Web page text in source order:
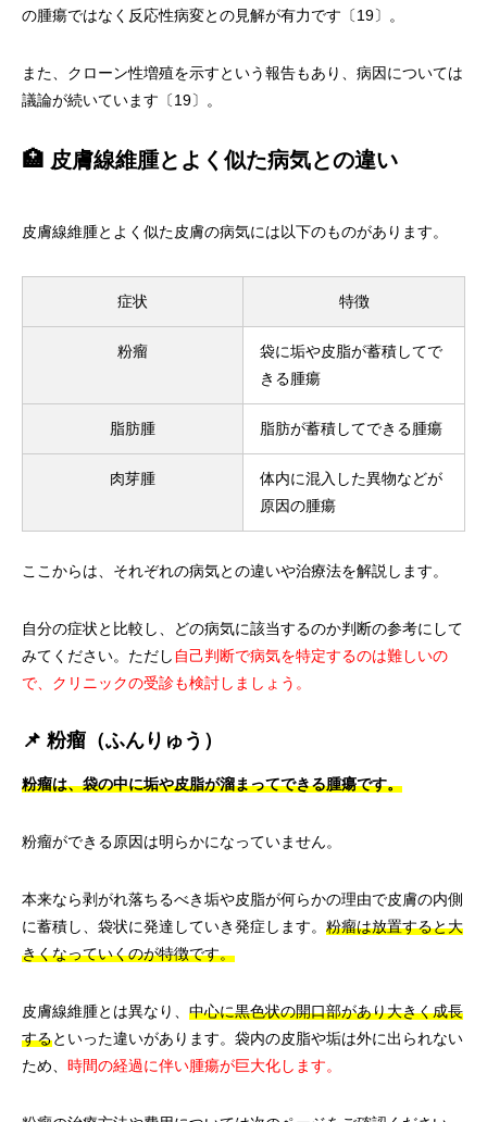
の腫瘍ではなく反応性病変との見解が有力です〔19〕。
また、クローン性増殖を示すという報告もあり、病因については
議論が続いています〔19〕。
🏥 皮膚線維腫とよく似た病気との違い
皮膚線維腫とよく似た皮膚の病気には以下のものがあります。
症状 特徴
粉瘤
袋に垢や皮脂が蓄積してで
きる腫瘍
脂肪腫 脂肪が蓄積してできる腫瘍
肉芽腫
体内に混入した異物などが
原因の腫瘍
ここからは、それぞれの病気との違いや治療法を解説します。
自分の症状と比較し、どの病気に該当するのか判断の参考にして
みてください。ただし 自己判断で病気を特定するのは難しいの
で、クリニックの受診も検討しましょう。
📌 粉瘤（ふんりゅう）
粉瘤は、袋の中に垢や皮脂が溜まってできる腫瘍です。
粉瘤ができる原因は明らかになっていません。
本来なら剥がれ落ちるべき垢や皮脂が何らかの理由で皮膚の内側
に蓄積し、袋状に発達していき発症します。 粉瘤は放置すると大
きくなっていくのが特徴です。
皮膚線維腫とは異なり、 中心に黒色状の開口部があり大きく成長
するといった違いがあります。袋内の皮脂や垢は外に出られない
ため、 時間の経過に伴い腫瘍が巨大化します。